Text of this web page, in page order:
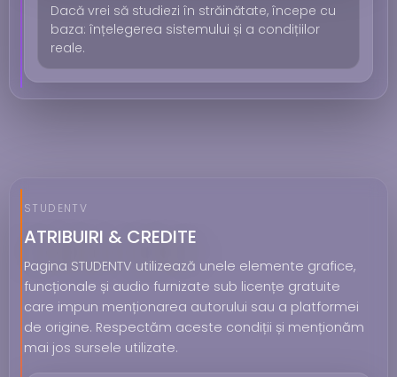
Dacă vrei să studiezi în străinătate, începe cu
baza: înțelegerea sistemului și a condițiilor
reale.
STUDENTV
ATRIBUIRI & CREDITE
Pagina STUDENTV utilizează unele elemente grafice,
funcționale și audio furnizate sub licențe gratuite
care impun menționarea autorului sau a platformei
de origine. Respectăm aceste condiții și menționăm
mai jos sursele utilizate.